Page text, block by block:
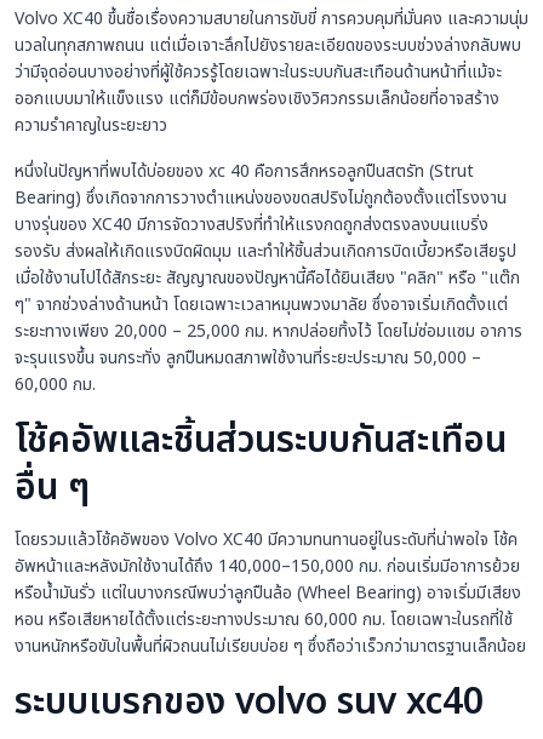
Volvo XC40 ขึ้นชื่อเรื่องความสบายในการขับขี่ การควบคุมที่มั่นคง และความนุ่ม
นวลในทุกสภาพถนน แต่เมื่อเจาะลึกไปยังรายละเอียดของระบบช่วงล่างกลับพบ
ว่ามีจุดอ่อนบางอย่างที่ผู้ใช้ควรรู้โดยเฉพาะในระบบกันสะเทือนด้านหน้าที่แม้จะ
ออกแบบมาให้แข็งแรง แต่ก็มีข้อบกพร่องเชิงวิศวกรรมเล็กน้อยที่อาจสร้าง
ความรำคาญในระยะยาว
หนึ่งในปัญหาที่พบได้บ่อยของ xc 40 คือการสึกหรอลูกปืนสตรัท (Strut
Bearing) ซึ่งเกิดจากการวางตำแหน่งของขดสปริงไม่ถูกต้องตั้งแต่โรงงาน
บางรุ่นของ XC40 มีการจัดวางสปริงที่ทำให้แรงกดถูกส่งตรงลงบนแบริ่ง
รองรับ ส่งผลให้เกิดแรงบิดผิดมุม และทำให้ชิ้นส่วนเกิดการบิดเบี้ยวหรือเสียรูป
เมื่อใช้งานไปได้สักระยะ สัญญาณของปัญหานี้คือได้ยินเสียง "คลิก" หรือ "แต๊ก
ๆ" จากช่วงล่างด้านหน้า โดยเฉพาะเวลาหมุนพวงมาลัย ซึ่งอาจเริ่มเกิดตั้งแต่
ระยะทางเพียง 20,000 – 25,000 กม. หากปล่อยทิ้งไว้ โดยไม่ซ่อมแซม อาการ
จะรุนแรงขึ้น จนกระทั่ง ลูกปืนหมดสภาพใช้งานที่ระยะประมาณ 50,000 –
60,000 กม.
โช้คอัพและชิ้นส่วนระบบกันสะเทือน
อื่น ๆ
โดยรวมแล้วโช้คอัพของ Volvo XC40 มีความทนทานอยู่ในระดับที่น่าพอใจ โช้ค
อัพหน้าและหลังมักใช้งานได้ถึง 140,000–150,000 กม. ก่อนเริ่มมีอาการย้วย
หรือน้ำมันรั่ว แต่ในบางกรณีพบว่าลูกปืนล้อ (Wheel Bearing) อาจเริ่มมีเสียง
หอน หรือเสียหายได้ตั้งแต่ระยะทางประมาณ 60,000 กม. โดยเฉพาะในรถที่ใช้
งานหนักหรือขับในพื้นที่ผิวถนนไม่เรียบบ่อย ๆ ซึ่งถือว่าเร็วกว่ามาตรฐานเล็กน้อย
ระบบเบรกของ volvo suv xc40